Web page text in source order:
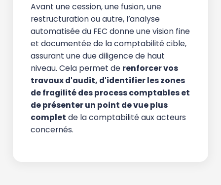
Avant une cession, une fusion, une
restructuration ou autre, l’analyse
automatisée du FEC donne une vision fine
et documentée de la comptabilité cible,
assurant une due diligence de haut
niveau. Cela permet de renforcer vos
travaux d'audit, d'identifier les zones
de fragilité des process comptables et
de présenter un point de vue plus
complet de la comptabilité aux acteurs
concernés.